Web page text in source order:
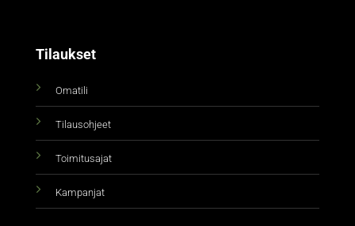
Tilaukset
Omatili
Tilausohjeet
Toimitusajat
Kampanjat